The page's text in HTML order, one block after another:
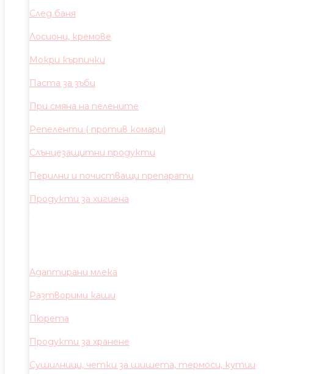
След баня
Лосиони, кремове
Мокри кърпички
Паста за зъби
При смяна на пелените
Репеленти ( против комари)
Слънцезащитни продукти
Перилни и почистващи препарати
Продукти за хигиена
Адаптирани млека
Разтворими каши
Пюрета
Продукти за хранене
Сушилници, четки за шишета, термоси, кутии